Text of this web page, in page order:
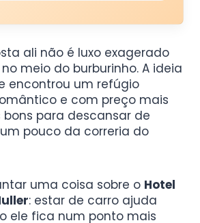
ali não é luxo exagerado
meio do burburinho. A ideia
encontrou um refúgio
e com preço mais
bons para descansar de
pouco da correria do
uma coisa sobre o Hotel
: estar de carro ajuda
ele fica num ponto mais